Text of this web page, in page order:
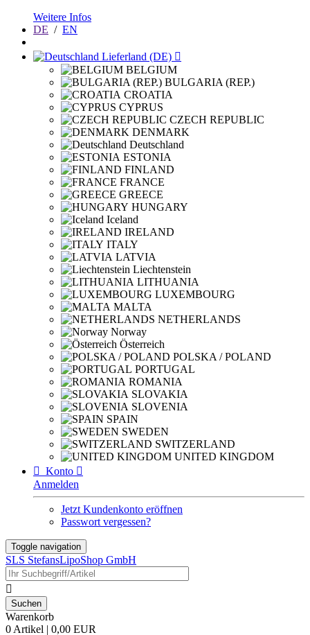
Weitere Infos
DE / EN
Lieferland (DE) 
BELGIUM
BULGARIA (REP.)
CROATIA
CYPRUS
CZECH REPUBLIC
DENMARK
Deutschland
ESTONIA
FINLAND
FRANCE
GREECE
HUNGARY
Iceland
IRELAND
ITALY
LATVIA
Liechtenstein
LITHUANIA
LUXEMBOURG
MALTA
NETHERLANDS
Norway
Österreich
POLSKA / POLAND
PORTUGAL
ROMANIA
SLOVAKIA
SLOVENIA
SPAIN
SWEDEN
SWITZERLAND
UNITED KINGDOM
 Konto 
Anmelden
Jetzt Kundenkonto eröffnen
Passwort vergessen?
Toggle navigation
SLS StefansLipoShop GmbH

Warenkorb
0 Artikel | 0,00 EUR